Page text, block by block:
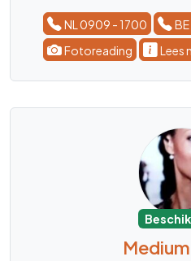
the
NL 0909 - 1700
Fotoreading
Lees